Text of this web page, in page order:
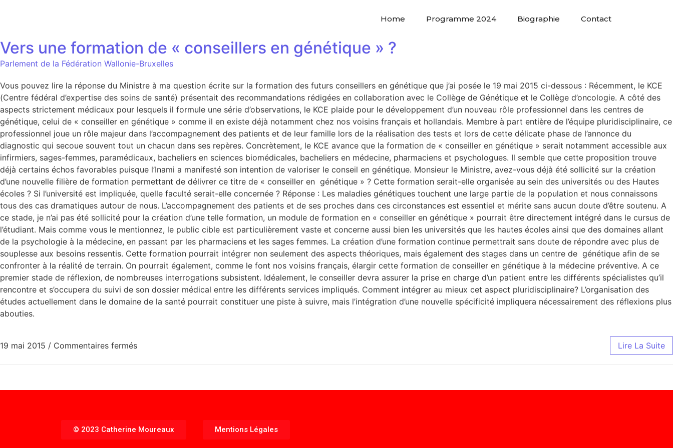
Home Programme 2024 Biographie Contact
Vers une formation de « conseillers en génétique » ?
Parlement de la Fédération Wallonie-Bruxelles
Vous pouvez lire la réponse du Ministre à ma question écrite sur la formation des futurs conseillers en génétique que j’ai posée le 19 mai 2015 ci-dessous : Récemment, le KCE
(Centre fédéral d’expertise des soins de santé) présentait des recommandations rédigées en collaboration avec le Collège de Génétique et le Collège d’oncologie. A côté des
aspects strictement médicaux pour lesquels il formule une série d’observations, le KCE plaide pour le développement d’un nouveau rôle professionnel dans les centres de
génétique, celui de « conseiller en génétique » comme il en existe déjà notamment chez nos voisins français et hollandais. Membre à part entière de l’équipe pluridisciplinaire, ce
professionnel joue un rôle majeur dans l’accompagnement des patients et de leur famille lors de la réalisation des tests et lors de cette délicate phase de l’annonce du
diagnostic qui secoue souvent tout un chacun dans ses repères. Concrètement, le KCE avance que la formation de « conseiller en génétique » serait notamment accessible aux
infirmiers, sages-femmes, paramédicaux, bacheliers en sciences biomédicales, bacheliers en médecine, pharmaciens et psychologues. Il semble que cette proposition trouve
déjà certains échos favorables puisque l’Inami a manifesté son intention de valoriser le conseil en génétique. Monsieur le Ministre, avez-vous déjà été sollicité sur la création
d’une nouvelle filière de formation permettant de délivrer ce titre de « conseiller en génétique » ? Cette formation serait-elle organisée au sein des universités ou des Hautes
écoles ? Si l’université est impliquée, quelle faculté serait-elle concernée ? Réponse : Les maladies génétiques touchent une large partie de la population et nous connaissons
tous des cas dramatiques autour de nous. L’accompagnement des patients et de ses proches dans ces circonstances est essentiel et mérite sans aucun doute d’être soutenu. A
ce stade, je n’ai pas été sollicité pour la création d’une telle formation, un module de formation en « conseiller en génétique » pourrait être directement intégré dans le cursus de
l’étudiant. Mais comme vous le mentionnez, le public cible est particulièrement vaste et concerne aussi bien les universités que les hautes écoles ainsi que des domaines allant
de la psychologie à la médecine, en passant par les pharmaciens et les sages femmes. La création d’une formation continue permettrait sans doute de répondre avec plus de
souplesse aux besoins ressentis. Cette formation pourrait intégrer non seulement des aspects théoriques, mais également des stages dans un centre de génétique afin de se
confronter à la réalité de terrain. On pourrait également, comme le font nos voisins français, élargir cette formation de conseiller en génétique à la médecine préventive. A ce
premier stade de réflexion, de nombreuses interrogations subsistent. Idéalement, le conseiller devra assurer la prise en charge d’un patient entre les différents spécialistes qu’il
rencontre et s’occupera du suivi de son dossier médical entre les différents services impliqués. Comment intégrer au mieux cet aspect pluridisciplinaire? L’organisation des
études actuellement dans le domaine de la santé pourrait constituer une piste à suivre, mais l’intégration d’une nouvelle spécificité impliquera nécessairement des réflexions plus
abouties.
19 mai 2015 / Commentaires fermés Lire La Suite
© 2023 Catherine Moureaux Mentions Légales